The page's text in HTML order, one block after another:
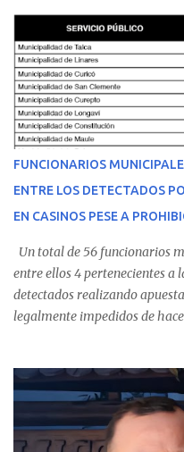
malestares físicos. Dada la
equipo médico determinó su
Regional de Talca y dado la
Talca con escolta de
estudiante de medicina de 25
del personal de emergencia
recibir atención especializada
conoció la gravedad de su
Villarrica— se trasladaron a
evolución favorable. No
FUNCIONARIOS
ENTRE LOS DETECTADOS
EN CASINOS PESE A
Un total de 56 funcionarios
entre ellos 4 pertenecientes a
detectados realizando
legalmente impedidos de
estableció que estos
custodian fondos públicos—
monto total de $116.075.918
En el detalle regional, se